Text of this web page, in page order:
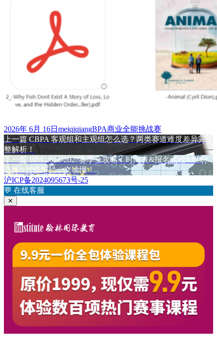
发
布
于
2026年 6月 16日 作
者
meiqiqiang标
签
BPA商业全能挑战赛
文
章
导
航
上一篇 上
篇
文
章：
CBPA 客观组和主观组怎么选？两类赛道难度差异完
整解析！
下一篇 下
篇
文
章：
BPA 2026-2027赛季全攻略：时间表&报名流程&组别
选择&晋级路径一文读懂！
沪ICP备2024095673号-25
💬 在线客服
✕